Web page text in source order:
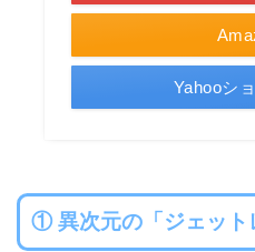
Yahooシ
① 異次元の「ジェット